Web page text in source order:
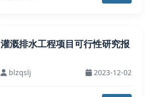
灌溉排水工程项目可行性研究报
blzqslj 2023-12-02